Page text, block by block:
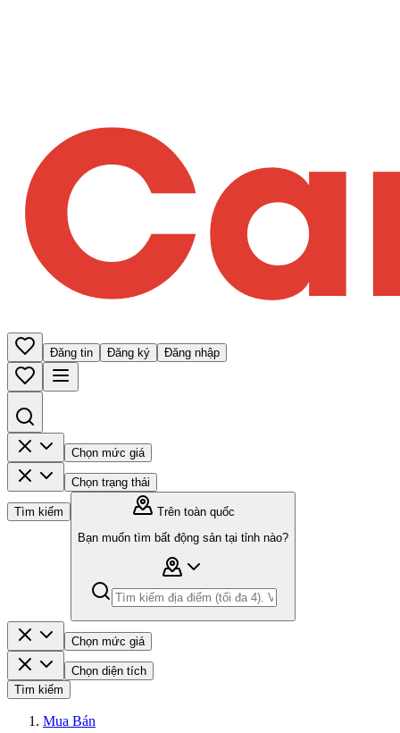
Đăng tin Đăng ký Đăng nhập
Chọn mức giá
Chọn trạng thái
Tìm kiếm
Trên toàn quốc
Bạn muốn tìm bất động sản tại tỉnh nào?
Chọn mức giá
Chọn diện tích
Tìm kiếm
Mua Bán